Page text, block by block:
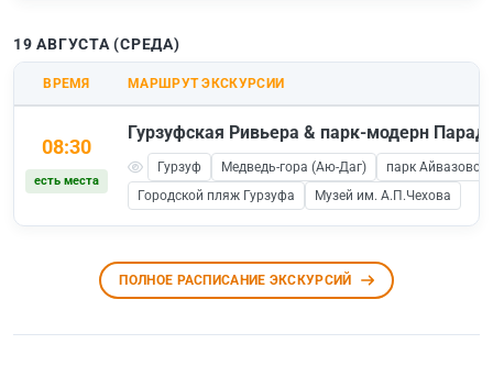
19 АВГУСТА (СРЕДА)
ВРЕМЯ МАРШРУТ ЭКСКУРСИИ
08:30
есть места
Гурзуфская Ривьера & парк-модерн
Гурзуф Медведь-гора (Аю-Даг)
парк
Городской пляж Гурзуфа
Музей им. А.П.Чехова
ПОЛНОЕ РАСПИСАНИЕ ЭКСКУРСИЙ